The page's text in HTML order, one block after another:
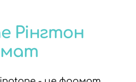
Рінгтон